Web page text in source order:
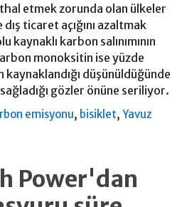
etmek zorunda olan ülkeler
ticaret açığını azaltmak
kaynaklı karbon salınımının
monoksitin ise yüzde
düşünüldüğünde
gözler önüne seriliyor.
emisyonu, bisiklet,Yavuz
Power'dan